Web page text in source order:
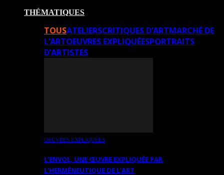
THÉMATIQUES
TOUSATELIERSCRITIQUES D’ARTMARCHÉ DE
L’ARTOEUVRES EXPLIQUÉESPORTRAITS
D’ARTISTES
OEUVRES EXPLIQUÉES
L’ENVOL, UNE ŒUVRE EXPLIQUÉE PAR
L’HERMÉNEUTIQUE DE L’ART